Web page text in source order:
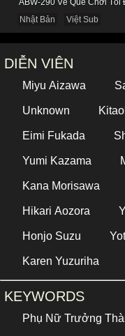
Nhật Bản
Việt Sub
DIỄN VIÊN
Miyu Aizawa
Unknown
Eimi Fukada
Yumi Kazama
Kana Morisawa
Hikari Aozora
Honjo Suzu
Karen Yuzuriha
KEYWORDS
Phụ Nữ Trưởng